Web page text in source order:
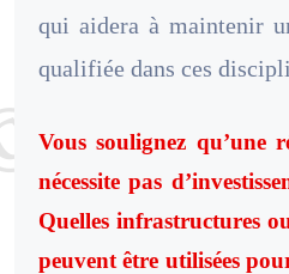
qui aidera à maintenir
qualifiée dans ces
Vous soulignez qu’une
nécessite pas
Quelles infrastructures
peuvent être utilisées